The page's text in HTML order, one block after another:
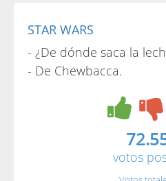
STAR WARS
- ¿De dónde saca la
- De Chewbacca.
votos